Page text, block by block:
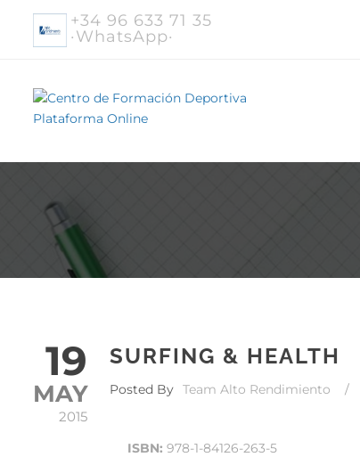
+34 96 633 71 35
·WhatsApp·
19
MAY
2015
SURFING & HEALTH
Posted By Team Alto Rendimiento /
ISBN: 978-1-84126-263-5